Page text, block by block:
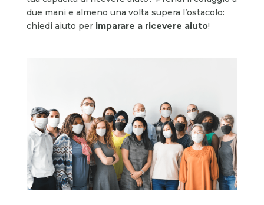
due mani e almeno una volta supera l’ostacolo:
chiedi aiuto per imparare a ricevere aiuto!